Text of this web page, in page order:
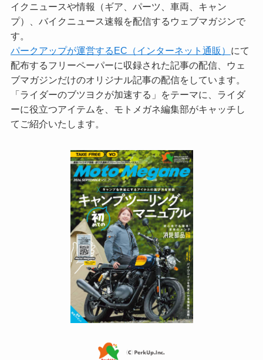
イクニュースや情報（ギア、パーツ、車両、キャン
プ）、バイクニュース速報を配信するウェブマガジンで
す。
パークアップが運営するEC（インターネット通販） にて
配布するフリーペーパーに収録された記事の配信、ウェ
ブマガジンだけのオリジナル記事の配信をしています。
「ライダーのブツヨクが加速する」をテーマに、ライダ
ーに役立つアイテムを、モトメガネ編集部がキャッチし
てご紹介いたします。